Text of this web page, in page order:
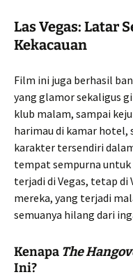
Las Vegas: Latar
Kekacauan
Film ini juga berhasil
yang glamor sekaligus
klub malam, sampai
harimau di kamar hotel,
karakter tersendiri
tempat sempurna untuk
terjadi di Vegas, tetap di
mereka, yang terjadi
semuanya hilang dari
Kenapa The
Ini?